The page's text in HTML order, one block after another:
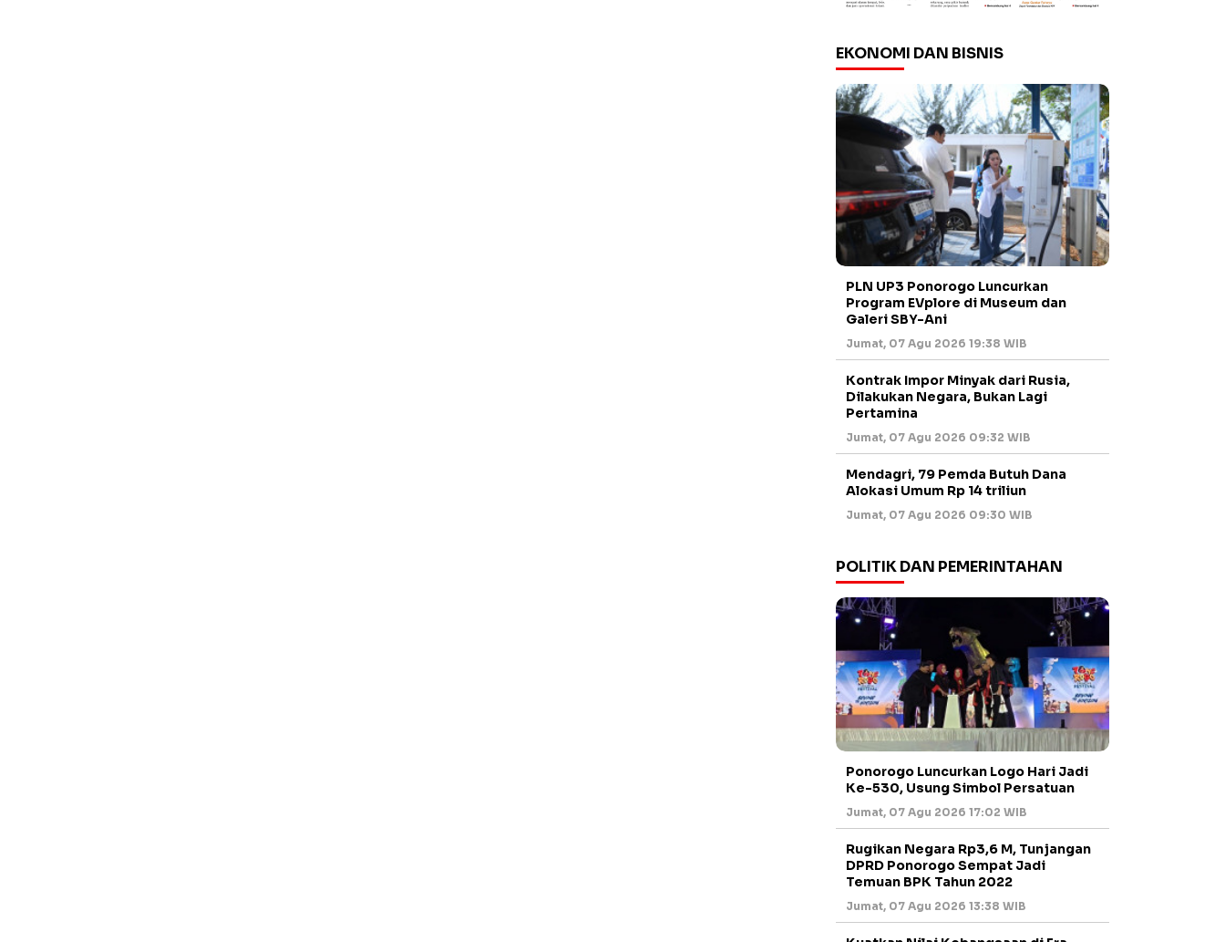
EKONOMI DAN BISNIS
PLN UP3 Ponorogo Luncurkan
Program EVplore di Museum dan
Galeri SBY-Ani
Jumat, 07 Agu 2026 19:38 WIB
Kontrak Impor Minyak dari Rusia,
Dilakukan Negara, Bukan Lagi
Pertamina
Jumat, 07 Agu 2026 09:32 WIB
Mendagri, 79 Pemda Butuh Dana
Alokasi Umum Rp 14 triliun
Jumat, 07 Agu 2026 09:30 WIB
POLITIK DAN PEMERINTAHAN
Ponorogo Luncurkan Logo Hari Jadi
Ke-530, Usung Simbol Persatuan
Jumat, 07 Agu 2026 17:02 WIB
Rugikan Negara Rp3,6 M, Tunjangan
DPRD Ponorogo Sempat Jadi
Temuan BPK Tahun 2022
Jumat, 07 Agu 2026 13:38 WIB